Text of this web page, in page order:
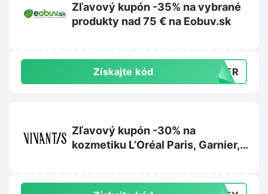
Zľavový kupón -35% na vybrané
produkty nad 75 € na Eobuv.sk
Získajte kód MMER
Zľavový kupón -30% na
kozmetiku L’Oréal Paris, Garnier,